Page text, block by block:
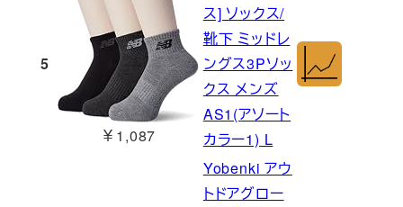
5
￥1,087
ス] ソックス/
靴下 ミッドレ
ングス3Pソッ
クス メンズ
AS1(アソート
カラー1) L
Yobenki アウ
トドアグロー